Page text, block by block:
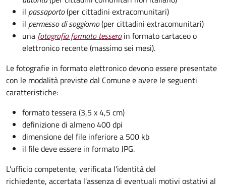
il passaporto(per cittadini extracomunitari)
il permesso di soggiorno(per cittadini extracomunitari)
una fotografia formato tessera in formato cartaceo o
elettronico recente (massimo sei mesi).
Le fotografie in formato elettronico devono essere presentate
con le modalità previste dal Comune e avere le seguenti
caratteristiche:
formato tessera (3,5 x 4,5 cm)
definizione di almeno 400 dpi
dimensione del file inferiore a 500 kb
il file deve essere in formato JPG.
L'ufficio competente, verificata l'identità del
richiedente, accertata l'assenza di eventuali motivi ostativi al